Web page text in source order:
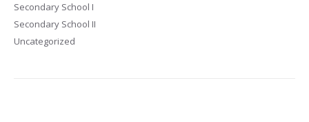
Secondary School I
Secondary School II
Uncategorized